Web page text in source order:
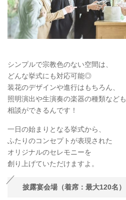
シンプルで宗教色のない空間は、
どんな挙式にも対応可能◎
装花のデザインや進行はもちろん、
照明演出や生演奏の楽器の種類なども
相談ができるんです！
一日の始まりとなる挙式から、
ふたりのコンセプトが表現された
オリジナルのセレモニーを
創り上げていただけますよ。
披露宴会場（着席：最大120名）